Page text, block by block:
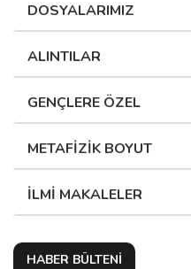
DOSYALARIMIZ
ALINTILAR
GENÇLERE ÖZEL
METAFİZİK BOYUT
İLMİ MAKALELER
HABER BÜLTENİ